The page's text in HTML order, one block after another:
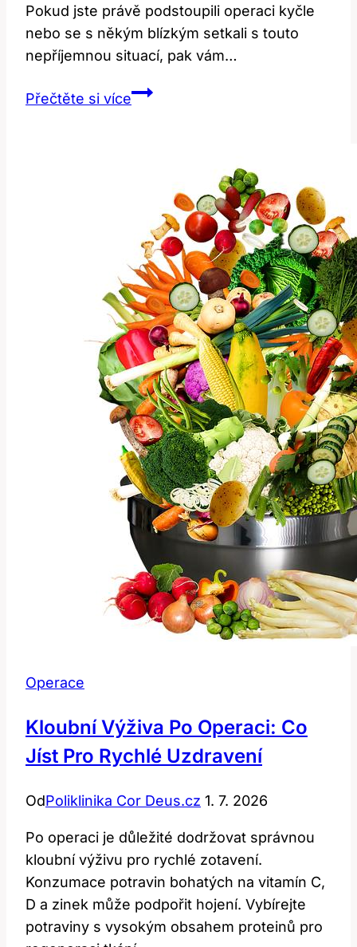
Pokud jste právě podstoupili operaci kyčle
nebo se s někým blízkým setkali s touto
nepříjemnou situací, pak vám…
Přečtěte si víceKompresní
Operace
Kloubní Výživa Po Operaci: Co
Jíst Pro Rychlé Uzdravení
OdPoliklinika Cor Deus.cz 1. 7. 2026
Po operaci je důležité dodržovat správnou
kloubní výživu pro rychlé zotavení.
Konzumace potravin bohatých na vitamín C,
D a zinek může podpořit hojení. Vybírejte
potraviny s vysokým obsahem proteinů pro